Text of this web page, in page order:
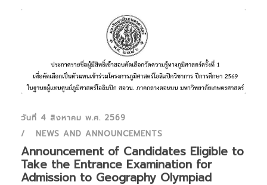
วันที่ 4 สิงหาคม พ.ศ. 2569
NEWS AND ANNOUNCEMENTS
Announcement of Candidates Eligible to
Take the Entrance Examination for
Admission to Geography Olympiad